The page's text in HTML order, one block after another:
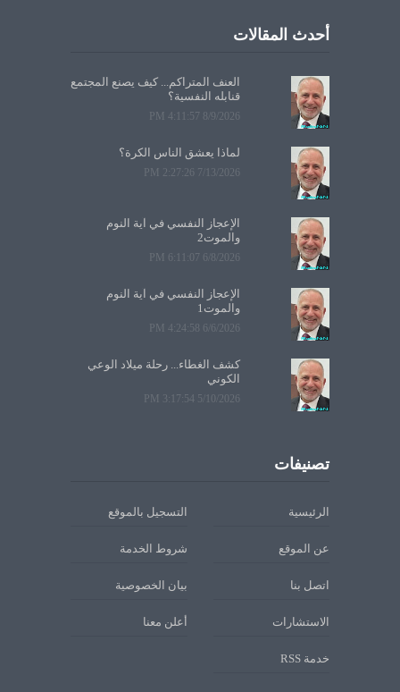
أحدث المقالات
العنف المتراكم... كيف يصنع المجتمع
قنابله النفسية؟
8/9/2026 4:11:57 PM
لماذا يعشق الناس الكرة؟
7/13/2026 2:27:26 PM
الإعجاز النفسي في آية النوم
والموت2
6/8/2026 6:11:07 PM
الإعجاز النفسي في آية النوم
والموت1
6/6/2026 4:24:58 PM
كشف الغطاء... رحلة ميلاد الوعي
الكوني
5/10/2026 3:17:54 PM
تصنيفات
الرئيسية التسجيل بالموقع
عن الموقع شروط الخدمة
اتصل بنا بيان الخصوصية
الاستشارات أعلن معنا
خدمة RSS